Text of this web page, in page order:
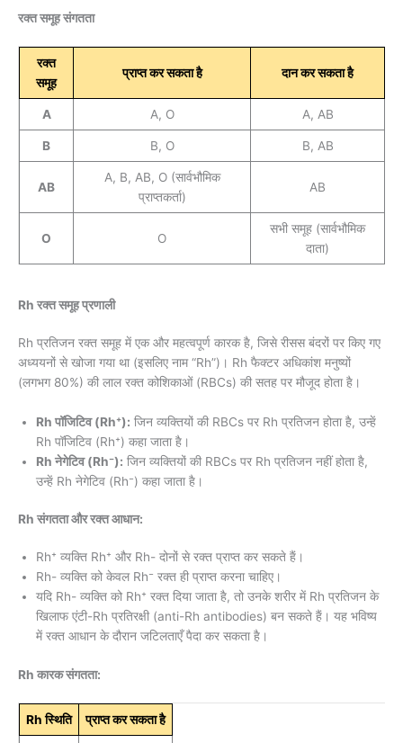
रक्त समूह संगतता
रक्त
समूह
प्राप्त कर सकता है दान कर सकता है
A A, O A, AB
B B, O B, AB
AB
A, B, AB, O (सार्वभौमिक
प्राप्तकर्ता)
AB
O O
सभी समूह (सार्वभौमिक
दाता)
Rh रक्त समूह प्रणाली
Rh प्रतिजन रक्त समूह में एक और महत्वपूर्ण कारक है, जिसे रीसस बंदरों पर किए गए
अध्ययनों से खोजा गया था (इसलिए नाम “Rh”)। Rh फैक्टर अधिकांश मनुष्यों
(लगभग 80%) की लाल रक्त कोशिकाओं (RBCs) की सतह पर मौजूद होता है।
Rh पॉजिटिव (Rh⁺): जिन व्यक्तियों की RBCs पर Rh प्रतिजन होता है, उन्हें
Rh पॉजिटिव (Rh⁺) कहा जाता है।
Rh नेगेटिव (Rh⁻): जिन व्यक्तियों की RBCs पर Rh प्रतिजन नहीं होता है,
उन्हें Rh नेगेटिव (Rh⁻) कहा जाता है।
Rh संगतता और रक्त आधान:
Rh⁺ व्यक्ति Rh⁺ और Rh- दोनों से रक्त प्राप्त कर सकते हैं।
Rh- व्यक्ति को केवल Rh⁻ रक्त ही प्राप्त करना चाहिए।
यदि Rh- व्यक्ति को Rh⁺ रक्त दिया जाता है, तो उनके शरीर में Rh प्रतिजन के
खिलाफ एंटी-Rh प्रतिरक्षी (anti-Rh antibodies) बन सकते हैं। यह भविष्य
में रक्त आधान के दौरान जटिलताएँ पैदा कर सकता है।
Rh कारक संगतता:
Rh स्थिति प्राप्त कर सकता है